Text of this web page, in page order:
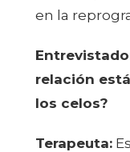
en la
relación
los celos?
Terapeuta: